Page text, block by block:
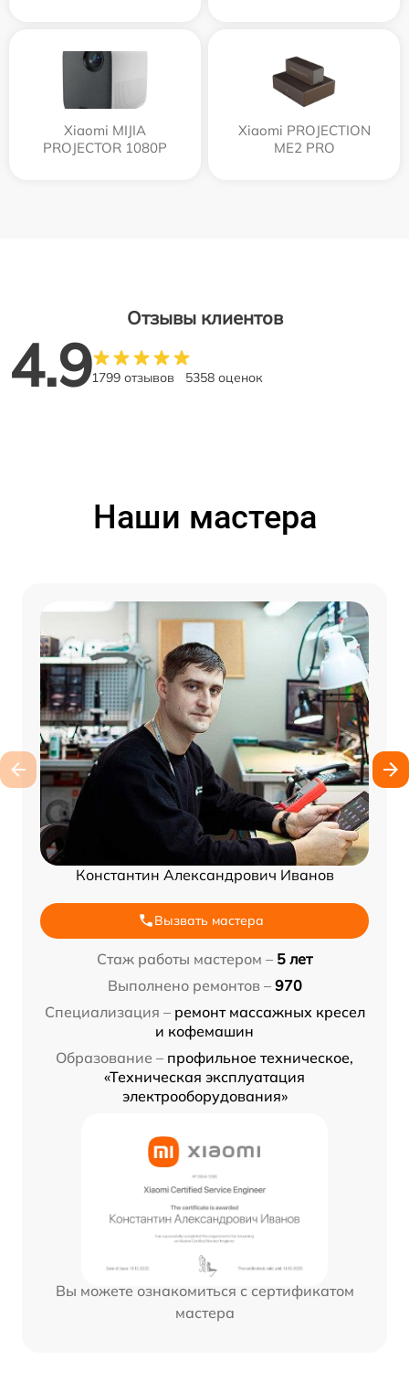
Xiaomi MIJIA
PROJECTOR 1080P
Xiaomi PROJECTION
ME2 PRO
Отзывы клиентов
4.91799 отзывов 5358 оценок
Наши мастера
Константин Александрович Иванов
Вызвать мастера
Стаж работы мастером – 5 лет
Выполнено ремонтов – 970
Специализация – ремонт массажных кресел
и кофемашин
Образование – профильное техническое,
«Техническая эксплуатация
электрооборудования»
Вы можете ознакомиться с сертификатом
мастера